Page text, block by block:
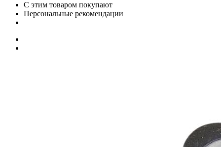
С этим товаром покупают
Персональные рекомендации